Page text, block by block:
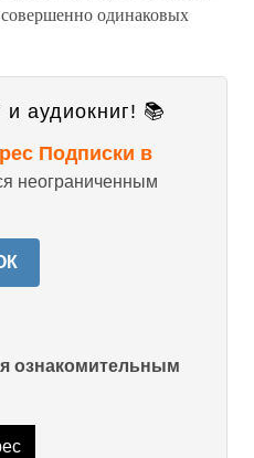
одинаковых
аудиокниг! 📚
Подписки в
неограниченным
ознакомительным